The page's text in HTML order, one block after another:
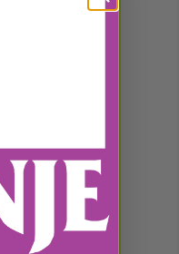
PRYM